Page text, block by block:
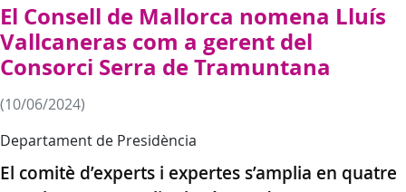
El Consell de Mallorca nomena Lluís
Vallcaneras com a gerent del
Consorci Serra de Tramuntana
(10/06/2024)
Departament de Presidència
El comitè d’experts i expertes s’amplia en quatre